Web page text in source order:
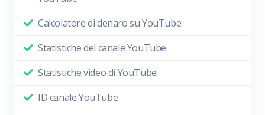
Calcolatore di denaro su YouTube
Statistiche del canale YouTube
Statistiche video di YouTube
ID canale YouTube